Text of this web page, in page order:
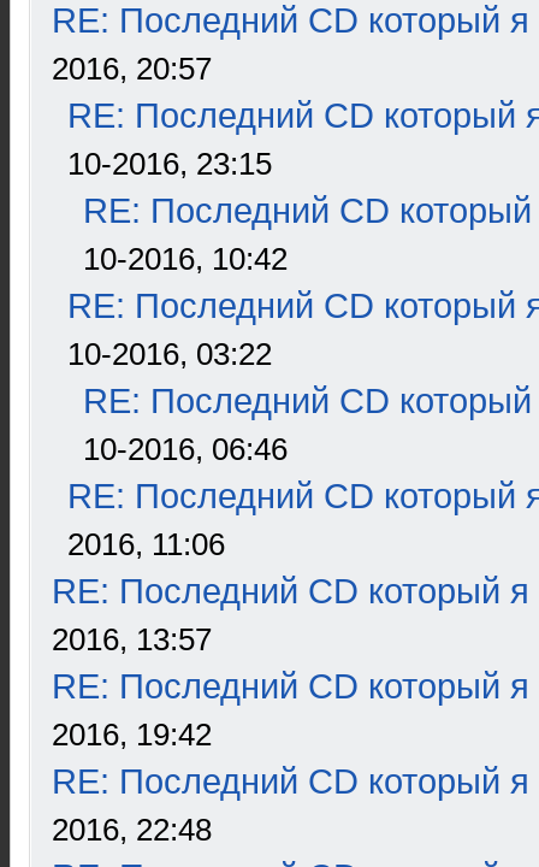
RE: Последний CD который я
2016, 20:57
RE: Последний CD который
10-2016, 23:15
RE: Последний CD который
10-2016, 10:42
RE: Последний CD который
10-2016, 03:22
RE: Последний CD который
10-2016, 06:46
RE: Последний CD который
2016, 11:06
RE: Последний CD который я
2016, 13:57
RE: Последний CD который я
2016, 19:42
RE: Последний CD который я
2016, 22:48